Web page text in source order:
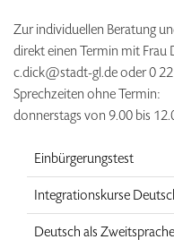
Zur individuellen Beratung
direkt einen Termin mit Frau
c.dick@stadt-gl.de oder 0
Sprechzeiten ohne Termin:
donnerstags von 9.00 bis
Einbürgerungstest
Integrationskurse
Deutsch als